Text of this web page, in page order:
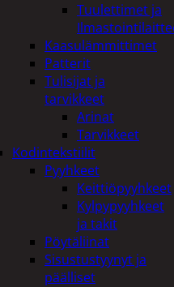
Tuulettimet ja
Kaasulämmittimet
Patterit
Tulisijat ja
tarvikkeet
Arinat
Tarvikkeet
Kodintekstiilit
Pyyhkeet
Keittiöpyyhkeet
Kylpypyyhkeet
ja takit
Pöytäliinat
Sisustustyynyt ja
päälliset